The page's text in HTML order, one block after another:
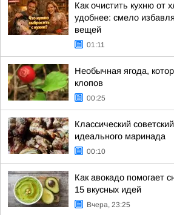
Как очистить кухню от
удобнее: смело
вещей
01:11
Необычная ягода,
клопов
00:25
Классический
идеального маринада
00:10
Как авокадо помогает
15 вкусных идей
Вчера, 23:25